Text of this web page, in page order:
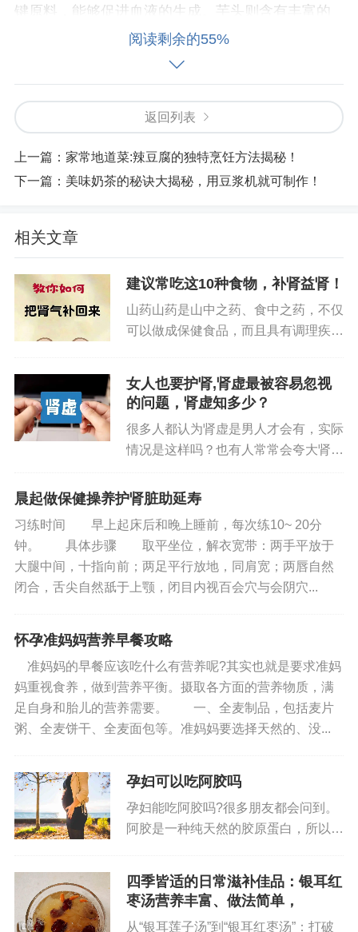
键原料，能够促进血液的生成。芋头则含有丰富的
黏液蛋白，这种物质被人体吸收后可以产生免疫球
蛋白，有助于增强身体的抵抗力，同时也能对气血
的滋养起到辅助作用。当红豆与芋头完美结合，煮
成一碗香甜的糖水，它们所蕴含的营养成分相互协
同，能够有效地为身体补充气血。经常饮用红豆芋
头糖水，就如同给身体注入了一股温暖而强大的能
量，让气血逐渐充盈起来，使脸色重新恢复红润，
利小便，畅通身体代谢
小便的正常排泄对于人体的健康至关重要。小
便不利可能会导致体内毒素和多余水分无法及时排
出，从而引发一系列的健康问题。而红豆芋头糖水
红豆中含有丰富的钾元素，钾可以促进体内钠
的排出，从而增加尿液的生成。芋头中也含有一定
量的膳食纤维，它能够促进肠道蠕动，同时也有助
营养成分会在体内发挥作用，调节体内的水分平
利的症状就会得到明显改善，身体内的毒素和多余
水分能够顺利排出体外，维持身体的正常代谢功
能。
身体出现肿胀的情况，不仅会影响外观，还可
能暗示着身体内部的代谢出现了问题。红豆芋头糖
水在消除水肿方面有着独特的功效。
余水分的排出，减轻身体的肿胀感。芋头则可以调
节人体的内分泌系统，促进新陈代谢，有助于消除
因水液代谢不畅而引起的水肿。两者搭配煮成的糖
论是因为长时间站立、久坐导致的下肢水肿，还是
因为体内湿气过重引起的全身性水肿，经常饮用红
豆芋头糖水都能在一定程度上缓解症状，让身体恢
阅读剩余的55%
返回列表
上一篇： 家常地道菜:辣豆腐的独特烹饪方法揭秘！
下一篇： 美味奶茶的秘诀大揭秘，用豆浆机就可制作！
相关文章
建议常吃这10种食物，补肾益肾！
山药山药是山中之药、食中之药，不仅
可以做成保健食品，而且具有调理疾病
补肾、固肾益精、聪耳明目、助五脏、
强筋骨、长志安神、延年益寿的作...
女人也要护肾,肾虚最被容易忽视
的问题，肾虚知多少？
很多人都认为肾虚是男人才会有，实际
情况是这样吗？也有人常常会夸大肾
如厕、性欲下降等与肾虚划上了等号，
误了病情。 &nbs...
晨起做保健操养护肾脏助延寿
习练时间 早上起床后和晚上睡前，每次练10~ 20分
钟。 具体步骤 取平坐位，解衣宽带：两手平放于
大腿中间，十指向前；两足平行放地，同肩宽；两唇自然
闭合，舌尖自然舐于上颚，闭目内视百会穴与会阴穴...
怀孕准妈妈营养早餐攻略
准妈妈的早餐应该吃什么有营养呢?其实也就是要求准妈
妈重视食养，做到营养平衡。摄取各方面的营养物质，满
足自身和胎儿的营养需要。 一、全麦制品，包括麦片
粥、全麦饼干、全麦面包等。准妈妈要选择天然的、没...
孕妇可以吃阿胶吗
孕妇能吃阿胶吗?很多朋友都会问到。
阿胶是一种纯天然的胶原蛋白，所以回
是一种纯天然的胶原蛋白，所以首先看
孕妇能不能吃胶原蛋白?阿胶是一...
四季皆适的日常滋补佳品：银耳红
枣汤营养丰富、做法简单，
从“银耳莲子汤”到“银耳红枣汤”：打破